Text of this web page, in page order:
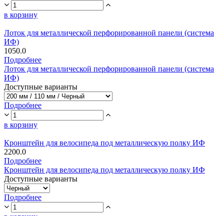
в корзину
Лоток для металлической перфорированной панели (система
ИФ)
1050.0
Подробнее
Лоток для металлической перфорированной панели (система
ИФ)
Доступные варианты
Подробнее
в корзину
Кронштейн для велосипеда под металлическую полку ИФ
2200.0
Подробнее
Кронштейн для велосипеда под металлическую полку ИФ
Доступные варианты
Подробнее